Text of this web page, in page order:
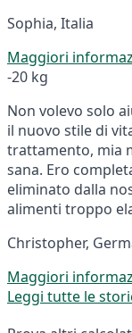
Sophia, Italia
Maggiori
-20 kg
Non volevo solo
il nuovo stile di
trattamento, mia
sana. Ero
eliminato dalla
alimenti troppo
Christopher,
Maggiori
Leggi tutte le